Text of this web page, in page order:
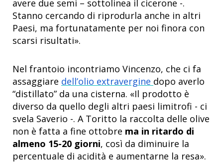
avere due semi – sottolinea il cicerone -.
Stanno cercando di riprodurla anche in altri
Paesi, ma fortunatamente per noi finora con
scarsi risultati».
Nel frantoio incontriamo Vincenzo, che ci fa
assaggiare dell’olio extravergine dopo averlo
“distillato” da una cisterna. «Il prodotto è
diverso da quello degli altri paesi limitrofi - ci
svela Saverio -. A Toritto la raccolta delle olive
non è fatta a fine ottobre ma in ritardo di
almeno 15-20 giorni, così da diminuire la
percentuale di acidità e aumentarne la resa».